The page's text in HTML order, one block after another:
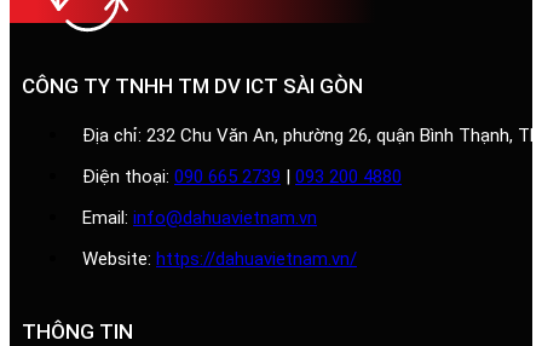
CÔNG TY TNHH TM DV ICT SÀI GÒN
Địa chỉ: 232 Chu Văn An, phường 26, quận Bình Thạnh,
Điện thoại: 090 665 2739 | 093 200 4880
Email: info@dahuavietnam.vn
Website: https://dahuavietnam.vn/
THÔNG TIN